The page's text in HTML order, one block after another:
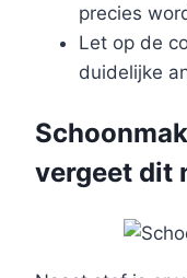
precies
Let op de
duidelijke
vergeet dit